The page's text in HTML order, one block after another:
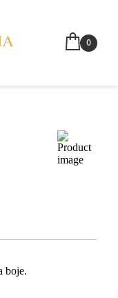
0
boje.